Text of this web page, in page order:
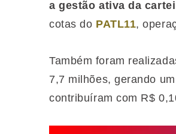
a gestão ativa da
cotas do PATL11,
Também foram
7,7 milhões, gerando
contribuíram com R$